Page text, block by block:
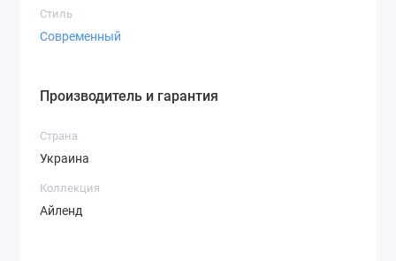
Стиль
Современный
Производитель и гарантия
Страна
Украина
Коллекция
Айленд